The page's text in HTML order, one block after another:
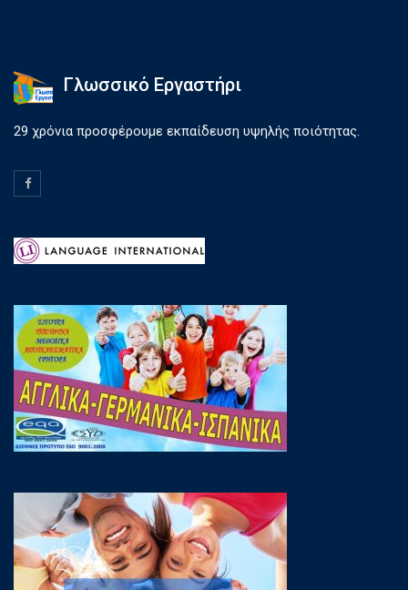
Γλωσσικό Εργαστήρι
29 χρόνια προσφέρουμε εκπαίδευση υψηλής ποιότητας.